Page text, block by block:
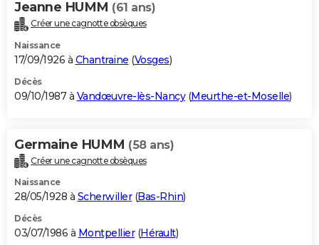
Jeanne HUMM (61 ans)
Créer une cagnotte obsèques
Naissance
17/09/1926 à Chantraine (Vosges)
Décès
09/10/1987 à Vandœuvre-lès-Nancy(Meurthe-et-Moselle)
Germaine HUMM (58 ans)
Créer une cagnotte obsèques
Naissance
28/05/1928 à Scherwiller(Bas-Rhin)
Décès
03/07/1986 à Montpellier(Hérault)